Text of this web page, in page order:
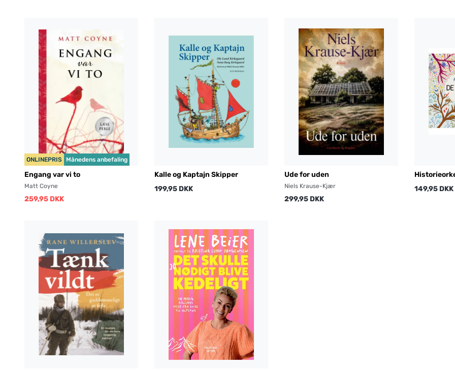
ONLINEPRIS Månedens anbefaling
Engang var vi to
Matt Coyne
259,95 DKK
Kalle og Kaptajn Skipper
199,95 DKK
Ude for uden
Niels Krause-Kjær
299,95 DKK
årstider
149,95 DKK